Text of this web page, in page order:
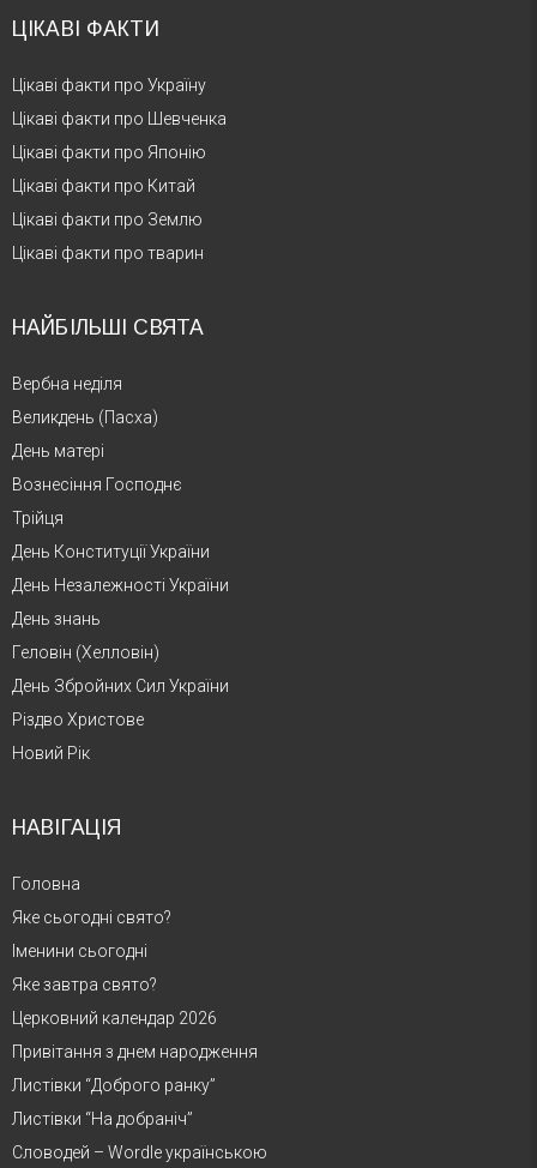
ЦІКАВІ ФАКТИ
Цікаві факти про Україну
Цікаві факти про Шевченка
Цікаві факти про Японію
Цікаві факти про Китай
Цікаві факти про Землю
Цікаві факти про тварин
НАЙБІЛЬШІ СВЯТА
Вербна неділя
Великдень (Пасха)
День матері
Вознесіння Господнє
Трійця
День Конституції України
День Незалежності України
День знань
Геловін (Хелловін)
День Збройних Сил України
Різдво Христове
Новий Рік
НАВІГАЦІЯ
Головна
Яке сьогодні свято?
Іменини сьогодні
Яке завтра свято?
Церковний календар 2026
Привітання з днем народження
Листівки “Доброго ранку”
Листівки “На добраніч”
Словодей – Wordle українською